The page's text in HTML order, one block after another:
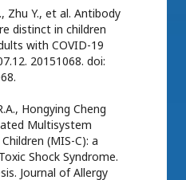
Zhu Y., et al. Antibody
distinct in children
with COVID-19
20151068. doi:
Hongying Cheng
Multisystem
(MIS-C): a
Shock Syndrome.
Journal of Allergy